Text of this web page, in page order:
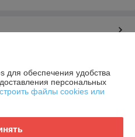
обеспечения удобства
персональных
файлы cookies или